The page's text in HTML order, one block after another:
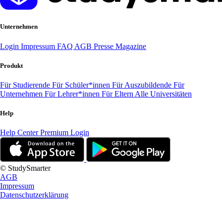
Unternehmen
Login Impressum FAQ AGB Presse Magazine
Produkt
Für Studierende Für Schüler*innen Für Auszubildende Für
Unternehmen Für Lehrer*innen Für Eltern Alle Universitäten
Help
Help CenterPremium Login
© StudySmarter
AGB
Impressum
Datenschutzerklärung